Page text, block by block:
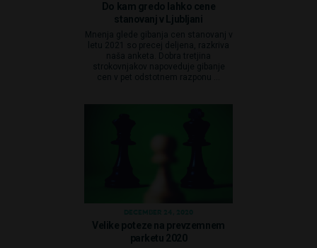
Do kam gredo lahko cene
stanovanj v Ljubljani
Mnenja glede gibanja cen stanovanj v
letu 2021 so precej deljena, razkriva
naša anketa. Dobra tretjina
strokovnjakov napoveduje gibanje
cen v pet odstotnem razponu ...
Velike poteze na prevzemnem
parketu 2020